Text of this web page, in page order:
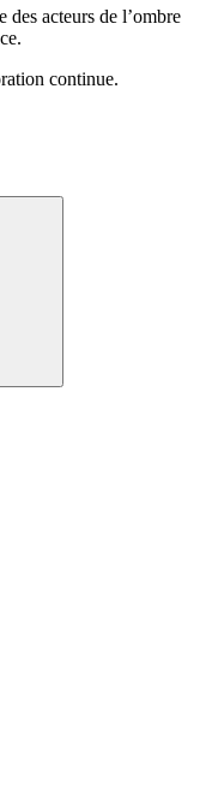
des acteurs de l’ombre
continue.